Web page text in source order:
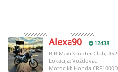
Alexa90 12438
BJB Maxi Scooter Club,
Lokacija: Voždovac
Motocikl: Honda